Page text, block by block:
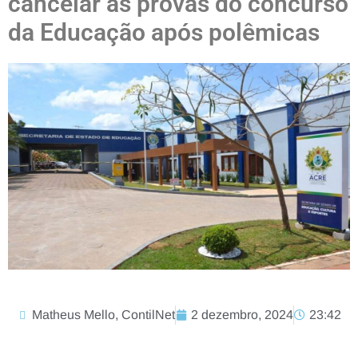
da Educação após polêmicas
Matheus Mello, ContilNet 2 dezembro, 2024 23:42